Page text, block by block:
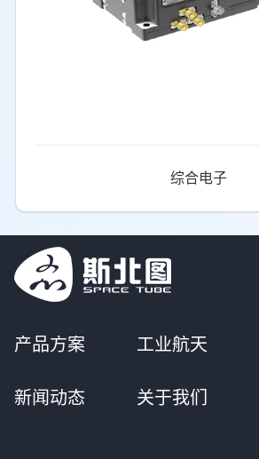
综合电子
产品方案 工业航天
新闻动态 关于我们